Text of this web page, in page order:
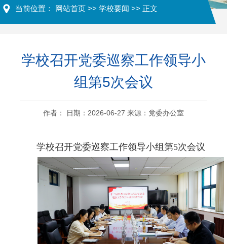
当前位置： 网站首页 >> 学校要闻 >> 正文
学校召开党委巡察工作领导小
组第5次会议
作者： 日期：2026-06-27 来源：党委办公室
学校召开党委巡察工作领导小组第5次会议